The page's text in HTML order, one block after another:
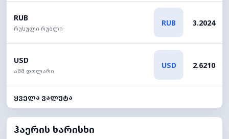
RUB
რუსული რუბლი
RUB 3.2024
USD
აშშ დოლარი
USD 2.6210
ყველა ვალუტა
ჰაერის ხარისხი